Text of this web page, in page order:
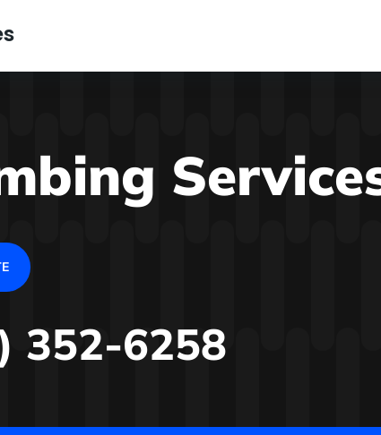
352-6258